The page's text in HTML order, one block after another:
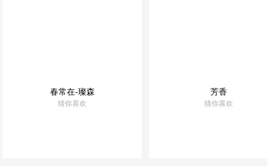
春常在-璨森
猜你喜欢
芳香
猜你喜欢